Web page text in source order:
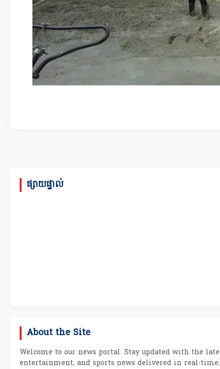
ផ្សាយផ្ទាល់
About the Site
Welcome to our news portal. Stay updated with the
entertainment, and sports news delivered in real-time.